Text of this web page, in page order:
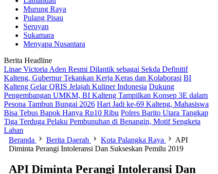
Murung Raya
Pulang Pisau
Seruyan
Sukamara
Menyapa Nusantara
Berita Headline
Linae Victoria Aden Resmi Dilantik sebagai Sekda Definitif
Kalteng, Gubernur Tekankan Kerja Keras dan Kolaborasi BI
Kalteng Gelar QRIS Jelajah Kuliner Indonesia Dukung
Pengembangan UMKM, BI Kalteng Tampilkan Konsep 3E dalam
Pesona Tambun Bungai 2026 Hari Jadi ke-69 Kalteng, Mahasiswa
Bisa Tebus Bapok Hanya Rp10 Ribu Polres Barito Utara Tangkap
Tiga Terduga Pelaku Pembunuhan di Benangin, Motif Sengketa
Lahan
Beranda
Berita Daerah Kota Palangka Raya
API
Diminta Perangi Intoleransi Dan Sukseskan Pemilu 2019
API Diminta Perangi Intoleransi Dan